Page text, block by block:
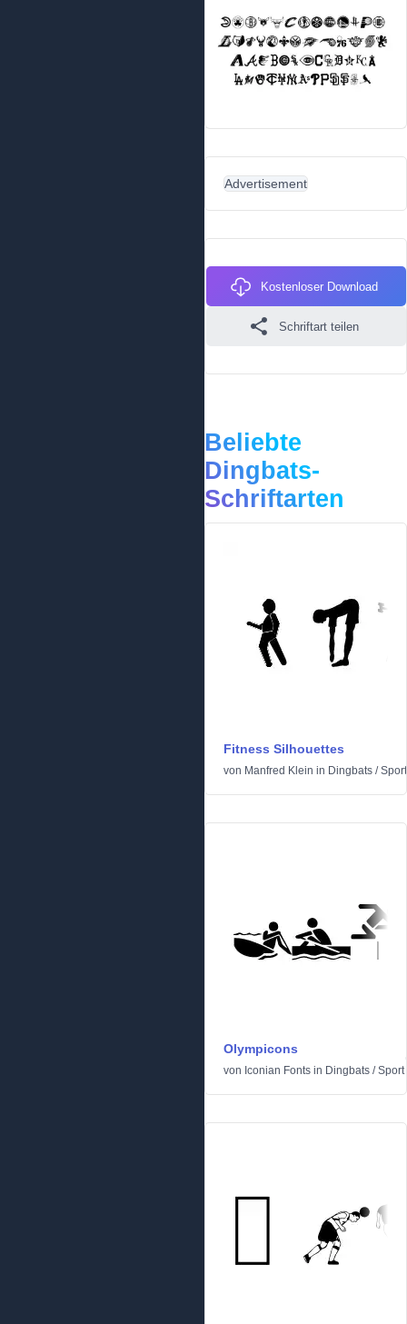
Advertisement
Kostenloser Download
Schriftart teilen
Beliebte
Dingbats-
Schriftarten
Fitness Silhouettes
von Manfred Klein in Dingbats /Sport
Olympicons
von Iconian Fonts in Dingbats /Sport